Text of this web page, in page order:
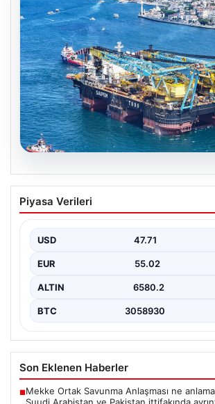
06.08.2026
İstanbul Boğazı’ndan bir dev
Köprülerin altından
Piyasa Verileri
USD 47.71
EUR 55.02
ALTIN 6580.2
BTC 3058930
Son Eklenen Haberler
■Mekke Ortak Savunma Anlaşması ne